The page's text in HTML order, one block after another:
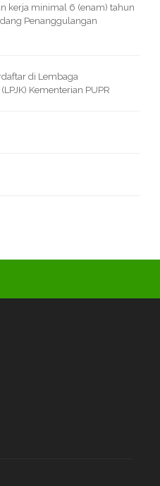
kerja minimal 6 (enam) tahun
Penanggulangan
di Lembaga
Kementerian PUPR